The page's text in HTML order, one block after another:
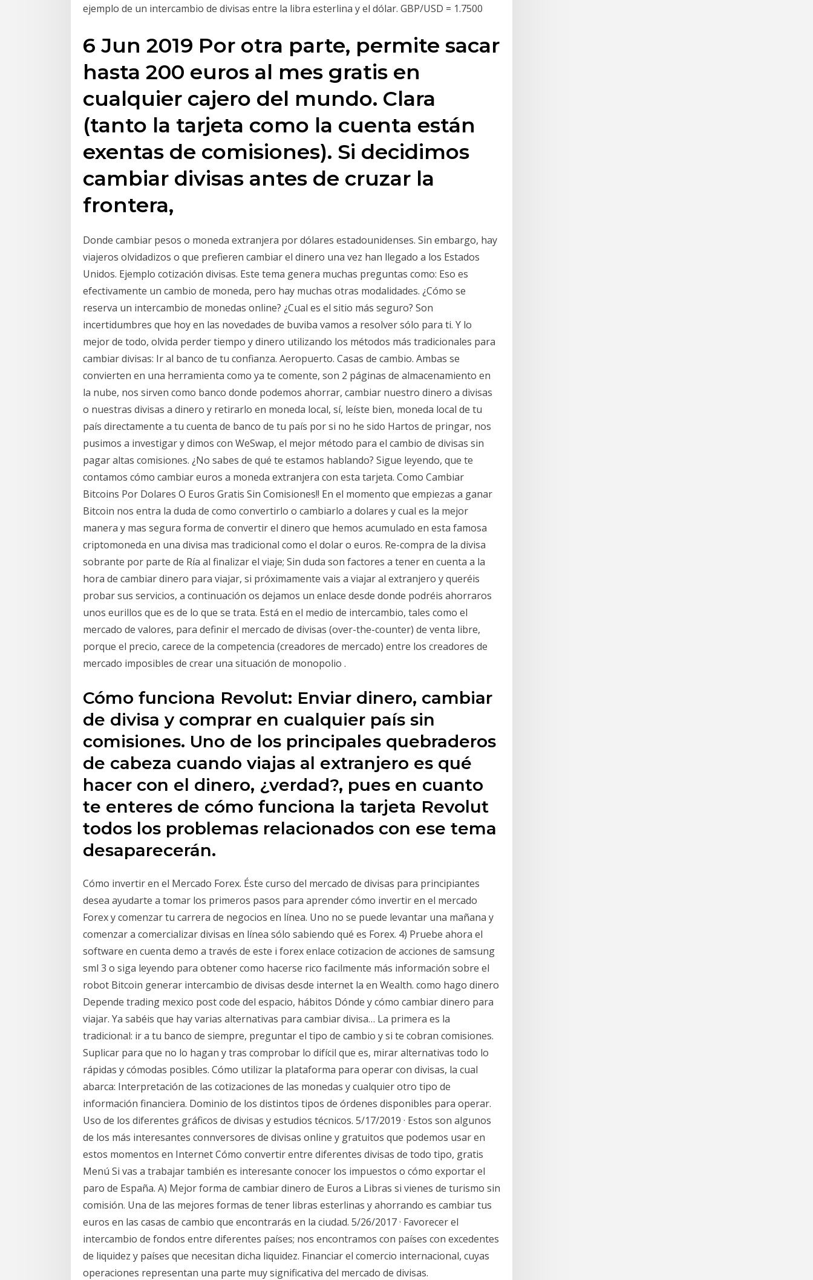
ejemplo de un intercambio de divisas entre la libra esterlina y el dólar. GBP/USD = 1.7500
6 Jun 2019 Por otra parte, permite sacar
hasta 200 euros al mes gratis en
cualquier cajero del mundo. Clara
(tanto la tarjeta como la cuenta están
exentas de comisiones). Si decidimos
cambiar divisas antes de cruzar la
frontera,
Donde cambiar pesos o moneda extranjera por dólares estadounidenses. Sin embargo, hay
viajeros olvidadizos o que prefieren cambiar el dinero una vez han llegado a los Estados
Unidos. Ejemplo cotización divisas. Este tema genera muchas preguntas como: Eso es
efectivamente un cambio de moneda, pero hay muchas otras modalidades. ¿Cómo se
reserva un intercambio de monedas online? ¿Cual es el sitio más seguro? Son
incertidumbres que hoy en las novedades de buviba vamos a resolver sólo para ti. Y lo
mejor de todo, olvida perder tiempo y dinero utilizando los métodos más tradicionales para
cambiar divisas: Ir al banco de tu confianza. Aeropuerto. Casas de cambio. Ambas se
convierten en una herramienta como ya te comente, son 2 páginas de almacenamiento en
la nube, nos sirven como banco donde podemos ahorrar, cambiar nuestro dinero a divisas
o nuestras divisas a dinero y retirarlo en moneda local, sí, leíste bien, moneda local de tu
país directamente a tu cuenta de banco de tu país por si no he sido Hartos de pringar, nos
pusimos a investigar y dimos con WeSwap, el mejor método para el cambio de divisas sin
pagar altas comisiones. ¿No sabes de qué te estamos hablando? Sigue leyendo, que te
contamos cómo cambiar euros a moneda extranjera con esta tarjeta. Como Cambiar
Bitcoins Por Dolares O Euros Gratis Sin Comisiones!! En el momento que empiezas a ganar
Bitcoin nos entra la duda de como convertirlo o cambiarlo a dolares y cual es la mejor
manera y mas segura forma de convertir el dinero que hemos acumulado en esta famosa
criptomoneda en una divisa mas tradicional como el dolar o euros. Re-compra de la divisa
sobrante por parte de Ría al finalizar el viaje; Sin duda son factores a tener en cuenta a la
hora de cambiar dinero para viajar, si próximamente vais a viajar al extranjero y queréis
probar sus servicios, a continuación os dejamos un enlace desde donde podréis ahorraros
unos eurillos que es de lo que se trata. Está en el medio de intercambio, tales como el
mercado de valores, para definir el mercado de divisas (over-the-counter) de venta libre,
porque el precio, carece de la competencia (creadores de mercado) entre los creadores de
mercado imposibles de crear una situación de monopolio .
Cómo funciona Revolut: Enviar dinero, cambiar
de divisa y comprar en cualquier país sin
comisiones. Uno de los principales quebraderos
de cabeza cuando viajas al extranjero es qué
hacer con el dinero, ¿verdad?, pues en cuanto
te enteres de cómo funciona la tarjeta Revolut
todos los problemas relacionados con ese tema
desaparecerán.
Cómo invertir en el Mercado Forex. Éste curso del mercado de divisas para principiantes
desea ayudarte a tomar los primeros pasos para aprender cómo invertir en el mercado
Forex y comenzar tu carrera de negocios en línea. Uno no se puede levantar una mañana y
comenzar a comercializar divisas en línea sólo sabiendo qué es Forex. 4) Pruebe ahora el
software en cuenta demo a través de este i forex enlace cotizacion de acciones de samsung
sml 3 o siga leyendo para obtener como hacerse rico facilmente más información sobre el
robot Bitcoin generar intercambio de divisas desde internet la en Wealth. como hago dinero
Depende trading mexico post code del espacio, hábitos Dónde y cómo cambiar dinero para
viajar. Ya sabéis que hay varias alternativas para cambiar divisa… La primera es la
tradicional: ir a tu banco de siempre, preguntar el tipo de cambio y si te cobran comisiones.
Suplicar para que no lo hagan y tras comprobar lo difícil que es, mirar alternativas todo lo
rápidas y cómodas posibles. Cómo utilizar la plataforma para operar con divisas, la cual
abarca: Interpretación de las cotizaciones de las monedas y cualquier otro tipo de
información financiera. Dominio de los distintos tipos de órdenes disponibles para operar.
Uso de los diferentes gráficos de divisas y estudios técnicos. 5/17/2019 · Estos son algunos
de los más interesantes connversores de divisas online y gratuitos que podemos usar en
estos momentos en Internet Cómo convertir entre diferentes divisas de todo tipo, gratis
Menú Si vas a trabajar también es interesante conocer los impuestos o cómo exportar el
paro de España. A) Mejor forma de cambiar dinero de Euros a Libras si vienes de turismo sin
comisión. Una de las mejores formas de tener libras esterlinas y ahorrando es cambiar tus
euros en las casas de cambio que encontrarás en la ciudad. 5/26/2017 · Favorecer el
intercambio de fondos entre diferentes países; nos encontramos con países con excedentes
de liquidez y países que necesitan dicha liquidez. Financiar el comercio internacional, cuyas
operaciones representan una parte muy significativa del mercado de divisas.